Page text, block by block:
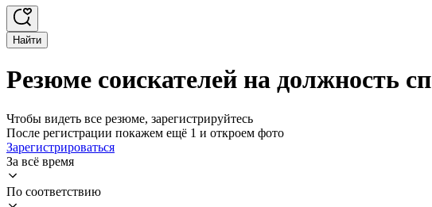
Найти
Резюме соискателей на должность
Чтобы видеть все резюме, зарегистрируйтесь
После регистрации покажем ещё 1 и откроем фото
Зарегистрироваться
За всё время
По соответствию